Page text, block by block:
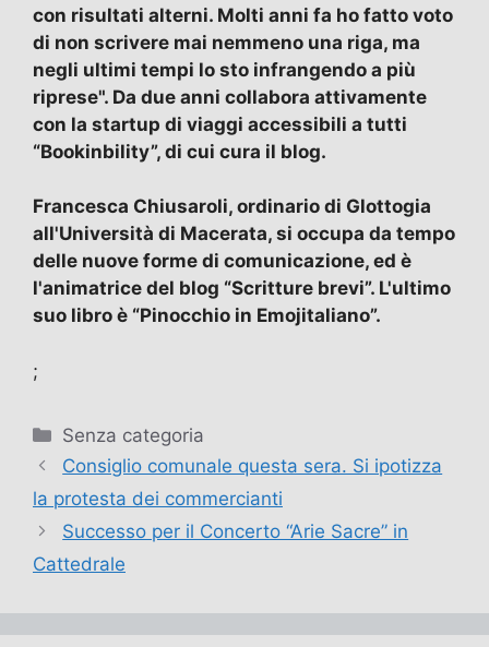
con risultati alterni. Molti anni fa ho fatto voto
di non scrivere mai nemmeno una riga, ma
negli ultimi tempi lo sto infrangendo a più
riprese". Da due anni collabora attivamente
con la startup di viaggi accessibili a tutti
“Bookinbility”, di cui cura il blog.
Francesca Chiusaroli, ordinario di Glottogia
all'Università di Macerata, si occupa da tempo
delle nuove forme di comunicazione, ed è
l'animatrice del blog “Scritture brevi”. L'ultimo
suo libro è “Pinocchio in Emojitaliano”.
;
Categorie
Senza categoria
Consiglio comunale questa sera. Si ipotizza
la protesta dei commercianti
Successo per il Concerto “Arie Sacre” in
Cattedrale